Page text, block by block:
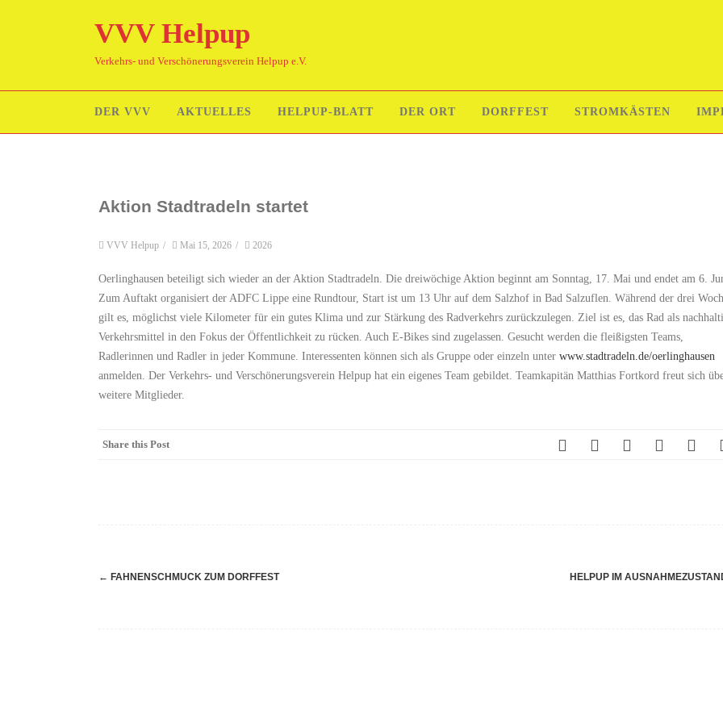
VVV Helpup
Verkehrs- und Verschönerungsverein Helpup e.V.
DER VVV AKTUELLES HELPUP-BLATT DER ORT DORFFEST STROMKÄSTEN
Aktion Stadtradeln startet
VVV Helpup / Mai 15, 2026 / 2026
Oerlinghausen beteiligt sich wieder an der Aktion Stadtradeln. Die dreiwöchige Aktion beginnt am Sonntag, 17. Mai und endet am 6.
Zum Auftakt organisiert der ADFC Lippe eine Rundtour, Start ist um 13 Uhr auf dem Salzhof in Bad Salzuflen. Während der drei
gilt es, möglichst viele Kilometer für ein gutes Klima und zur Stärkung des Radverkehrs zurückzulegen. Ziel ist es, das Rad als
Verkehrsmittel in den Fokus der Öffentlichkeit zu rücken. Auch E-Bikes sind zugelassen. Gesucht werden die fleißigsten Teams,
Radlerinnen und Radler in jeder Kommune. Interessenten können sich als Gruppe oder einzeln unter www.stadtradeln.de/oerlinghausen
anmelden. Der Verkehrs- und Verschönerungsverein Helpup hat ein eigenes Team gebildet. Teamkapitän Matthias Fortkord freut sich
weitere Mitglieder.
Share this Post
Navigation
← FAHNENSCHMUCK ZUM DORFFEST HELPUP IM